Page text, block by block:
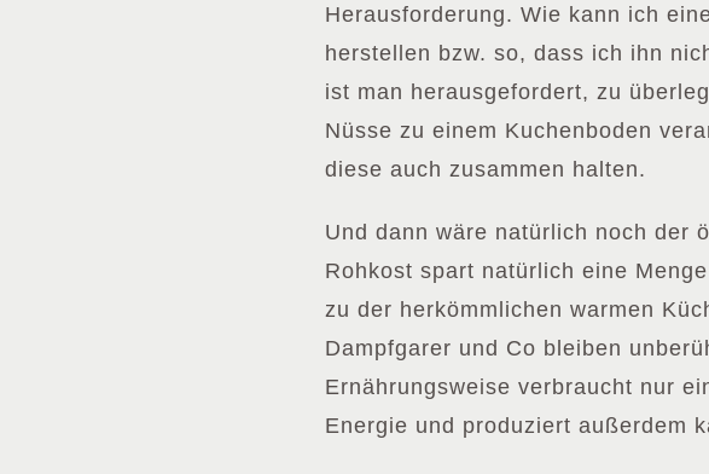
Herausforderung. Wie kann ich
herstellen bzw. so, dass ich ihn
ist man herausgefordert, zu
Nüsse zu einem Kuchenboden
diese auch zusammen halten.
Und dann wäre natürlich noch der
Rohkost spart natürlich eine
zu der herkömmlichen warmen
Dampfgarer und Co bleiben
Ernährungsweise verbraucht nur
Energie und produziert außerdem